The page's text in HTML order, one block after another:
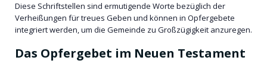
Diese Schriftstellen sind ermutigende Worte bezüglich der
Verheißungen für treues Geben und können in Opfergebete
integriert werden, um die Gemeinde zu Großzügigkeit anzuregen.
Das Opfergebet im Neuen Testament